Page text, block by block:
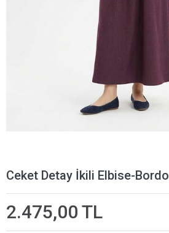
Ceket Detay İkili Elbise-Bordo
2.475,00 TL